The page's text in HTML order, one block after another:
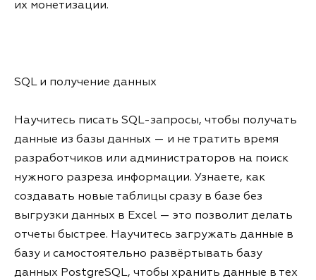
их монетизации.
SQL и получение данных
Научитесь писать SQL-запросы, чтобы получать
данные из базы данных — и не тратить время
разработчиков или администраторов на поиск
нужного разреза информации. Узнаете, как
создавать новые таблицы сразу в базе без
выгрузки данных в Excel — это позволит делать
отчеты быстрее. Научитесь загружать данные в
базу и самостоятельно развёртывать базу
данных PostgreSQL, чтобы хранить данные в тех